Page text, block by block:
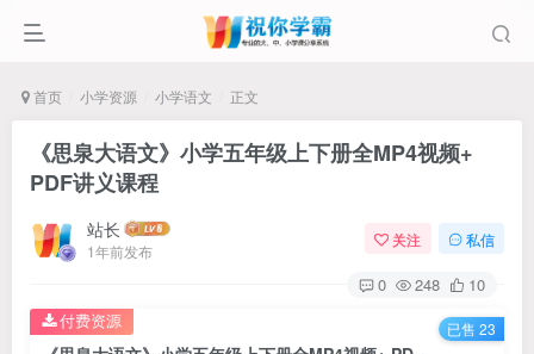
首页 小学资源 小学语文 正文
《思泉大语文》小学五年级上下册全MP4视频+
PDF讲义课程
站长
1年前发布
关注 私信
0 248 10
付费资源 已售 23